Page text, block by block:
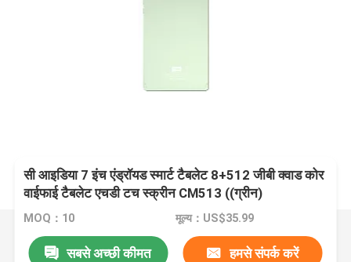
सी आइडिया 7 इंच एंड्रॉयड स्मार्ट टैबलेट 8+512 जीबी क्वाड कोर
वाईफाई टैबलेट एचडी टच स्क्रीन CM513 ((ग्रीन)
MOQ：10 मूल्य：US$35.99
सबसे अच्छी कीमत हमसे संपर्क करें